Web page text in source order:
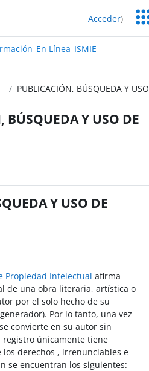
Línea_ISMIE Acceder)
EducaMadrid:Línea_ISMIE
BÚSQUEDA Y USO DE
Y USO DE
Propiedad Intelectual afirma
de una obra literaria, artística o
por el solo hecho de su
Por lo tanto, una vez
convierte en su autor sin
únicamente tiene
derechos , irrenunciables e
se encuentran los siguientes: